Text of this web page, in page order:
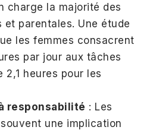
charge la majorité des
parentales. Une étude
les femmes consacrent
par jour aux tâches
2,1 heures pour les
responsabilité : Les
une implication